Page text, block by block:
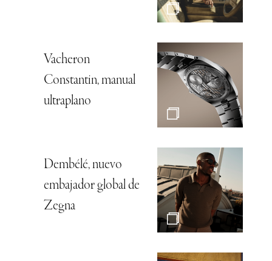
Vacheron
Constantin, manual
ultraplano
Dembélé, nuevo
embajador global de
Zegna